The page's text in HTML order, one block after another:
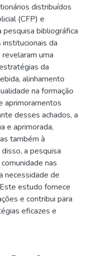
distribuídos
(CFP) e
bibliográfica
da
uma
da
alinhamento
na formação
aprimoramentos
desses achados, a
e aprimorada,
também à
a pesquisa
nas
necessidade de
estudo fornece
e contribui para
eficazes e